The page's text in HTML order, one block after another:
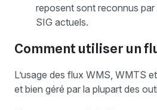
reposent sont reconnus par
SIG actuels.
Comment utiliser un
L’usage des flux WMS, WMTS
et bien géré par la plupart des